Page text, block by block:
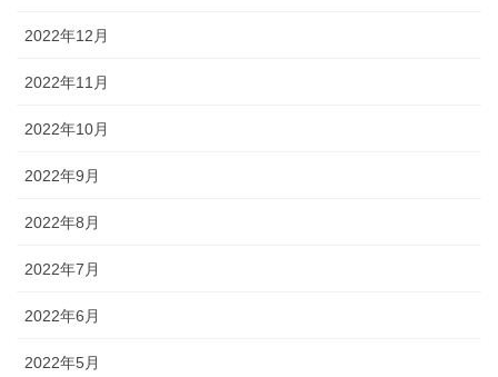
2022年12月
2022年11月
2022年10月
2022年9月
2022年8月
2022年7月
2022年6月
2022年5月